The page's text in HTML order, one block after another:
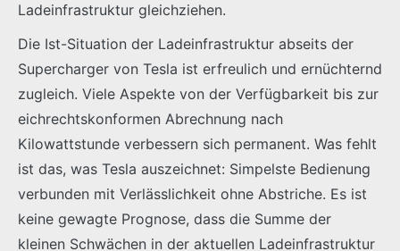
Ladeinfrastruktur gleichziehen.
Die Ist-Situation der Ladeinfrastruktur abseits der
Supercharger von Tesla ist erfreulich und ernüchternd
zugleich. Viele Aspekte von der Verfügbarkeit bis zur
eichrechtskonformen Abrechnung nach
Kilowattstunde verbessern sich permanent. Was fehlt
ist das, was Tesla auszeichnet: Simpelste Bedienung
verbunden mit Verlässlichkeit ohne Abstriche. Es ist
keine gewagte Prognose, dass die Summe der
kleinen Schwächen in der aktuellen Ladeinfrastruktur